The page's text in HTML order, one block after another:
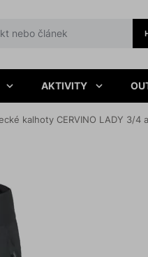
AKTIVITY
kalhoty CERVINO LADY 3/4